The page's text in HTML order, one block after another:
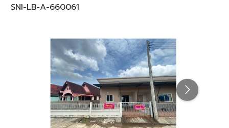
SNI-LB-A-660061